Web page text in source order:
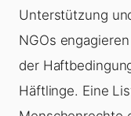
Unterstützung
NGOs
der
Häftlinge. Eine